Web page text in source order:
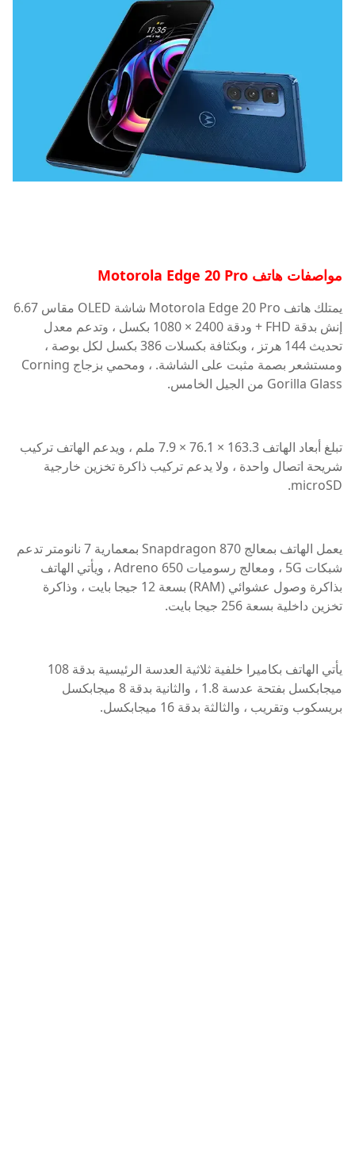
مواصفات هاتف Motorola Edge 20 Pro
يمتلك هاتف Motorola Edge 20 Pro شاشة OLED مقاس 6.67
إنش بدقة FHD + ودقة 2400 × 1080 بكسل ، وتدعم معدل
تحديث 144 هرتز ، وبكثافة بكسلات 386 بكسل لكل بوصة ،
ومستشعر بصمة مثبت على الشاشة. ، ومحمي بزجاج Corning
Gorilla Glass من الجيل الخامس.
تبلغ أبعاد الهاتف 163.3 × 76.1 × 7.9 ملم ، ويدعم الهاتف تركيب
شريحة اتصال واحدة ، ولا يدعم تركيب ذاكرة تخزين خارجية
microSD.
يعمل الهاتف بمعالج Snapdragon 870 بمعمارية 7 نانومتر تدعم
شبكات 5G ، ومعالج رسوميات Adreno 650 ، ويأتي الهاتف
بذاكرة وصول عشوائي (RAM) بسعة 12 جيجا بايت ، وذاكرة
تخزين داخلية بسعة 256 جيجا بايت.
يأتي الهاتف بكاميرا خلفية ثلاثية العدسة الرئيسية بدقة 108
ميجابكسل بفتحة عدسة 1.8 ، والثانية بدقة 8 ميجابكسل
بريسكوب وتقريب ، والثالثة بدقة 16 ميجابكسل.